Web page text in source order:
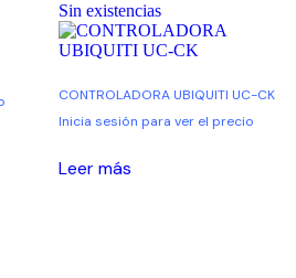
Sin existencias
CONTROLADORA UBIQUITI UC-CK
Inicia sesión para ver el precio
Leer más